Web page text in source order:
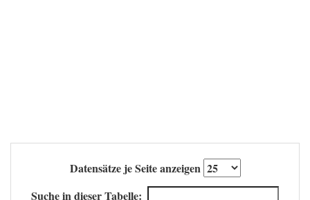
Datensätze je Seite anzeigen
Suche in dieser Tabelle: